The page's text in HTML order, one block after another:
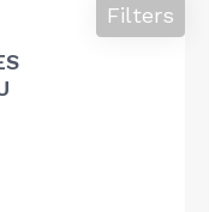
Filters